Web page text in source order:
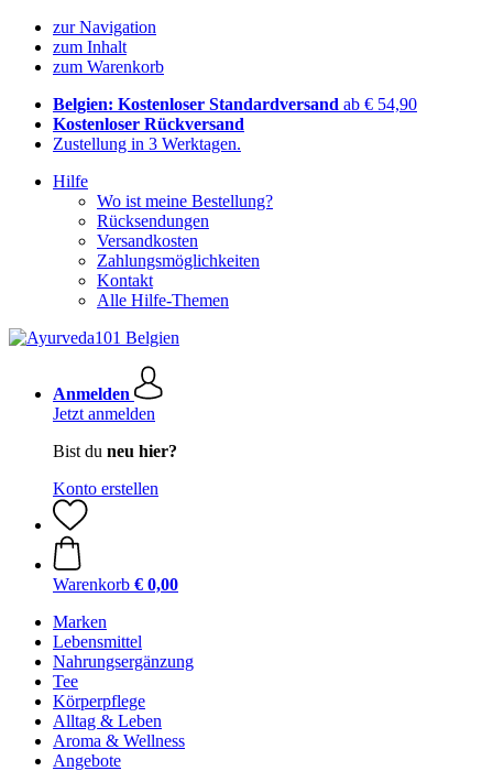
zur Navigation
zum Inhalt
zum Warenkorb
Belgien: Kostenloser Standardversand ab € 54,90
Kostenloser Rückversand
Zustellung in 3 Werktagen.
Hilfe
Wo ist meine Bestellung?
Rücksendungen
Versandkosten
Zahlungsmöglichkeiten
Kontakt
Alle Hilfe-Themen
Anmelden
Jetzt anmelden
Bist du neu hier?
Konto erstellen
Warenkorb € 0,00
Marken
Lebensmittel
Nahrungsergänzung
Tee
Körperpflege
Alltag & Leben
Aroma & Wellness
Angebote